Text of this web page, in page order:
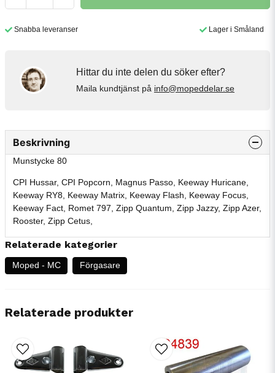
Snabba leveranser Lager i Småland
Hittar du inte delen du söker efter?
Maila kundtjänst på info@mopeddelar.se
Beskrivning
Munstycke 80
CPI Hussar, CPI Popcorn, Magnus Passo, Keeway Huricane,
Keeway RY8, Keeway Matrix, Keeway Flash, Keeway Focus,
Keeway Fact, Romet 797, Zipp Quantum, Zipp Jazzy, Zipp Azer,
Rooster, Zipp Cetus,
Relaterade kategorier
Moped - MC Förgasare
Relaterade produkter